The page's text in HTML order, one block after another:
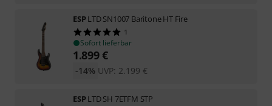
ESPLTD SN1007 Baritone HT Fire
1
Sofort lieferbar
1.899€
UVP: 2.199 €
-14%
ESPLTD SH 7ETFM STP